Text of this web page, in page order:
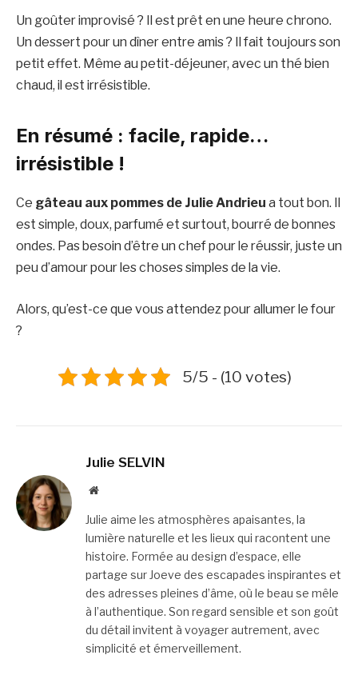
Un goûter improvisé ? Il est prêt en une heure chrono.
Un dessert pour un dîner entre amis ? Il fait toujours son
petit effet. Même au petit-déjeuner, avec un thé bien
chaud, il est irrésistible.
En résumé : facile, rapide…
irrésistible !
Ce gâteau aux pommes de Julie Andrieu a tout bon. Il
est simple, doux, parfumé et surtout, bourré de bonnes
ondes. Pas besoin d’être un chef pour le réussir, juste un
peu d’amour pour les choses simples de la vie.
Alors, qu’est-ce que vous attendez pour allumer le four
?
5/5 - (10 votes)
Julie SELVIN
Website
Julie aime les atmosphères apaisantes, la
lumière naturelle et les lieux qui racontent une
histoire. Formée au design d’espace, elle
partage sur Joeve des escapades inspirantes et
des adresses pleines d’âme, où le beau se mêle
à l’authentique. Son regard sensible et son goût
du détail invitent à voyager autrement, avec
simplicité et émerveillement.